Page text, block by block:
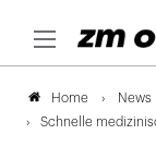
Home
News
Schnelle